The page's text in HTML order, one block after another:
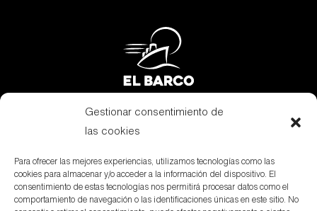
Gestionar consentimiento de
las cookies
Para ofrecer las mejores experiencias, utilizamos tecnologías como las
cookies para almacenar y/o acceder a la información del dispositivo. El
consentimiento de estas tecnologías nos permitirá procesar datos como el
comportamiento de navegación o las identificaciones únicas en este sitio. No
Subvenciones
Aviso Legal